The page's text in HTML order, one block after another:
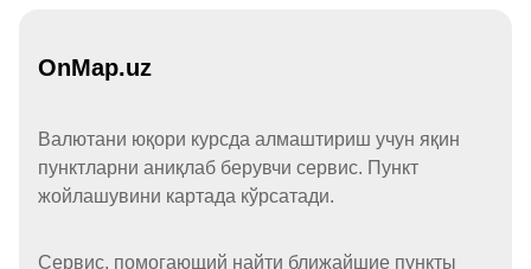
OnMap.uz
Валютани юқори курсда алмаштириш учун яқин
пунктларни аниқлаб берувчи сервис. Пункт
жойлашувини картада кўрсатади.
Сервис, помогающий найти ближайшие пункты